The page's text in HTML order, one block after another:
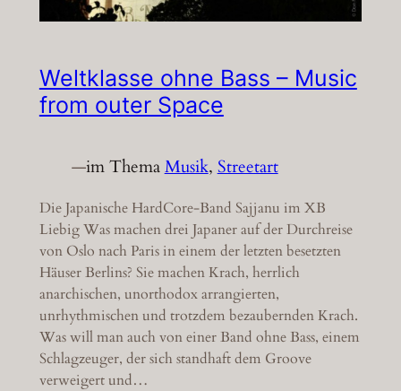
Weltklasse ohne Bass – Music
from outer Space
—im ThemaMusik, Streetart
Die Japanische HardCore-Band Sajjanu im XB
Liebig Was machen drei Japaner auf der Durchreise
von Oslo nach Paris in einem der letzten besetzten
Häuser Berlins? Sie machen Krach, herrlich
anarchischen, unorthodox arrangierten,
unrhythmischen und trotzdem bezaubernden Krach.
Was will man auch von einer Band ohne Bass, einem
Schlagzeuger, der sich standhaft dem Groove
verweigert und…